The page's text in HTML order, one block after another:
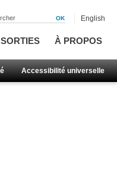
À PROPOS
Accessibilité universelle
English